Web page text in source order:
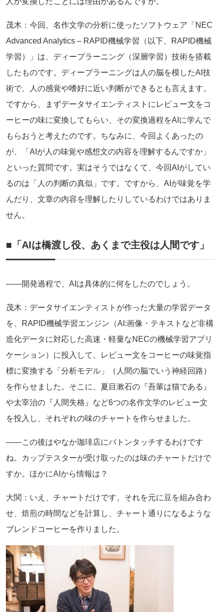
茂木：今回、名作文学の分析に使ったソフトウェア「NEC
Advanced Analytics – RAPID機械学習（以下、RAPID機械
学習）」は、ディープラーニング（深層学習）技術を搭載
したものです。ディープラーニングは人の脳を模したAI技
術で、人の感覚や嗜好に近い判断ができるとも言えます。
ですから、まずデータサイエンティストにレビュー文をコ
ーヒーの味に変換してもらい、その変換過程をAIに学んで
もらおうと考えたのです。ちなみに、今回よくあったの
が、「AIが人の味覚や感想文の内容を理解するんですか」
といった質問です。実はそうではなくて、今回AIがしてい
るのは「人の判断の真似」です。ですから、AIが味覚を学
んだり、文章の内容を理解したりしているわけではありま
せん。
■「AIは橋渡し役、あくまで主役は人間です」
――開発過程で、AIは具体的に何をしたのでしょう。
茂木：データサイエンティストが作った大量の学習データ
を、RAPID機械学習エンジン（AI:画像・テキストなど非構
造化データに対応した高速・軽量なNECの機械学習アプリ
ケーション）に投入して、レビュー文をコーヒーの味覚指
標に変換する「分析モデル」（人間の脳でいう神経回路）
を作らせました。そこに、夏目漱石の『吾輩は猫である』
や太宰治の『人間失格』など6つの名作文学のレビュー文
を投入し、それぞれの味のチャートを作らせました。
――この後はやなか珈琲店にバトンタッチするわけです
ね。カップテスターが受け取ったのは味のチャートだけで
すか。ほかにAIから情報は？
大関：いえ、チャートだけです。それを元に豆を組み合わ
せ、焙煎の時間などを計算し、チャート通りになるような
ブレンドコーヒーを作りました。